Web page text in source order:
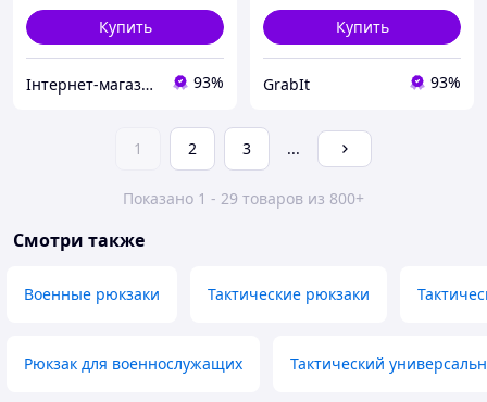
Купить
Інтернет-магазин товарів для фітнесу Easy4Fit 93%
Купить
GrabIt 93%
1 2 3 ...
Показано 1 - 29 товаров из 800+
Смотри также
Военные рюкзаки Тактические рюкзаки
Рюкзак для военнослужащих Тактический